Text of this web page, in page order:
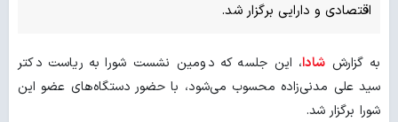
اقتصادی و دارایی برگزار شد.
به گزارش شادا، این جلسه که دومین نشست شورا به ریاست دکتر
سید علی مدنی‌زاده محسوب می‌شود، با حضور دستگاه‌های عضو این
شورا برگزار شد.